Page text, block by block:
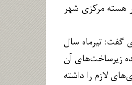
هسته مرکزی شهر
تیرماه سال
زیرساخت‌های آن
لازم را داشته